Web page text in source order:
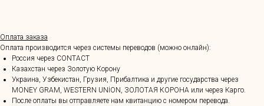
Оплата заказа
Оплата производится через системы переводов (можно онлайн):
Россия через CONTACT
Казахстан через Золотую Корону
Украина, Узбекистан, Грузия, Прибалтика и другие государства через
MONEY GRAM, WESTERN UNİON, ЗОЛОТАЯ КОРОНА или через Карго.
После оплаты вы отправляете нам квитанцию с номером перевода.